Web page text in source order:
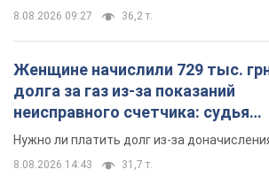
8.08.2026 09:27 36,2 т.
Женщине начислили 729 тыс.
долга за газ из-за показаний
неисправного счетчика: судья
вынес неожиданное решение
Нужно ли платить долг из-за
8.08.2026 14:43 31,7 т.